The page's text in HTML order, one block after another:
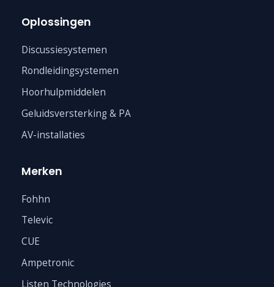
Oplossingen
Discussiesystemen
Rondleidingsystemen
Hoorhulpmiddelen
Geluidsversterking & PA
AV-installaties
Merken
Fohhn
Televic
CUE
Ampetronic
Listen Technologies